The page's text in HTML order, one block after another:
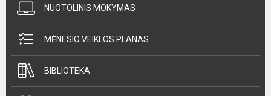
NUOTOLINIS MOKYMAS
MĖNESIO VEIKLOS PLANAS
BIBLIOTEKA